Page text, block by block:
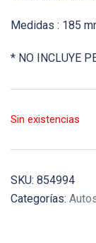
Medidas : 185
* NO INCLUYE
Sin existencias
SKU: 854994
Categorías: